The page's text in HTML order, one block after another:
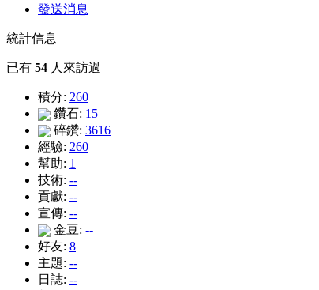
發送消息
統計信息
已有 54 人來訪過
積分: 260
鑽石: 15
碎鑽: 3616
經驗: 260
幫助: 1
技術: --
貢獻: --
宣傳: --
金豆: --
好友: 8
主題: --
日誌: --